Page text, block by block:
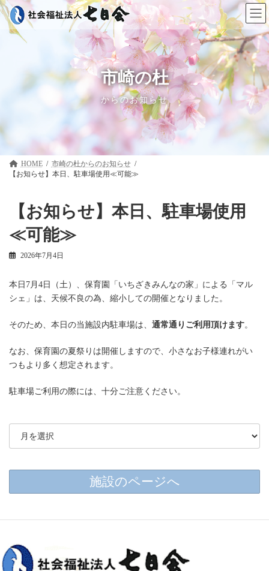
コ
ン
ナ
ビ
市崎の杜
からのお知らせ
HOME
市崎の杜
【お知らせ】本日、駐車場使用≪可能≫
【お知らせ】本日、駐車場使用
≪可能≫
2026年7月4日
本日7月4日（土）、保育園「いちざきみんなの家」による「マル
シェ」は、天候不良の為、縮小しての開催となりました。
そのため、本日の当施設内駐車場は、 通常通りご利用頂けます。
なお、保育園の夏祭りは開催しますので、小さなお子様連れがい
つもより多く想定されます。
駐車場ご利用の際には、十分ご注意ください。
施設のページへ